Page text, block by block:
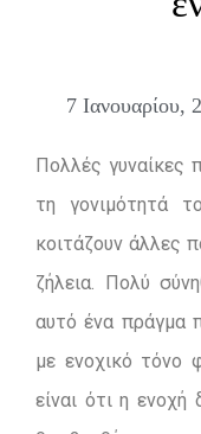
7 Ιανουαρίου,
Πολλές γυναίκες
τη γονιμότητά
κοιτάζουν άλλες
ζήλεια. Πολύ
αυτό ένα πράγμα
με ενοχικό τόνο
είναι ότι η